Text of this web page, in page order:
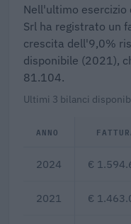
Nell'ultimo esercizio
Srl ha registrato un
crescita dell'9,0%
disponibile (2021),
81.104.
Ultimi 3 bilanci
ANNO
2024 €
2021 €